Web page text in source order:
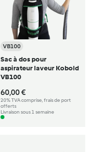
VB100
Sac à dos pour
aspirateur laveur Kobold
VB100
60,00 €
20% TVA comprise, frais de port
offerts
Livraison sous 1 semaine